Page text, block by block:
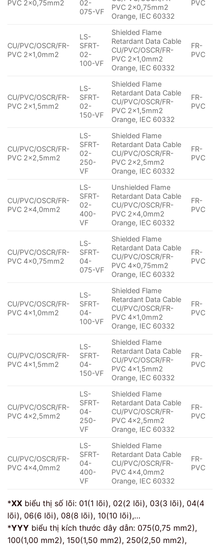
PVC 2×0,75mm2
02-
075-VF
PVC 2×0,75mm2
Orange, IEC 60332
PVC
CU/PVC/OSCR/FR-
PVC 2×1,0mm2
LS-
SFRT-
02-
100-VF
Shielded Flame
Retardant Data Cable
CU/PVC/OSCR/FR-
PVC 2×1,0mm2
Orange, IEC 60332
FR-
PVC
CU/PVC/OSCR/FR-
PVC 2×1,5mm2
LS-
SFRT-
02-
150-VF
Shielded Flame
Retardant Data Cable
CU/PVC/OSCR/FR-
PVC 2×1,5mm2
Orange, IEC 60332
FR-
PVC
CU/PVC/OSCR/FR-
PVC 2×2,5mm2
LS-
SFRT-
02-
250-
VF
Shielded Flame
Retardant Data Cable
CU/PVC/OSCR/FR-
PVC 2×2,5mm2
Orange, IEC 60332
FR-
PVC
CU/PVC/OSCR/FR-
PVC 2×4,0mm2
LS-
SFRT-
02-
400-
VF
Unshielded Flame
Retardant Data Cable
CU/PVC/OSCR/FR-
PVC 2×4,0mm2
Orange, IEC 60332
FR-
PVC
CU/PVC/OSCR/FR-
PVC 4×0,75mm2
LS-
SFRT-
04-
075-VF
Shielded Flame
Retardant Data Cable
CU/PVC/OSCR/FR-
PVC 4×0,75mm2
Orange, IEC 60332
FR-
PVC
CU/PVC/OSCR/FR-
PVC 4×1,0mm2
LS-
SFRT-
04-
100-VF
Shielded Flame
Retardant Data Cable
CU/PVC/OSCR/FR-
PVC 4×1,0mm2
Orange, IEC 60332
FR-
PVC
CU/PVC/OSCR/FR-
PVC 4×1,5mm2
LS-
SFRT-
04-
150-VF
Shielded Flame
Retardant Data Cable
CU/PVC/OSCR/FR-
PVC 4×1,5mm2
Orange, IEC 60332
FR-
PVC
CU/PVC/OSCR/FR-
PVC 4×2,5mm2
LS-
SFRT-
04-
250-
VF
Shielded Flame
Retardant Data Cable
CU/PVC/OSCR/FR-
PVC 4×2,5mm2
Orange, IEC 60332
FR-
PVC
CU/PVC/OSCR/FR-
PVC 4×4,0mm2
LS-
SFRT-
04-
400-
VF
Shielded Flame
Retardant Data Cable
CU/PVC/OSCR/FR-
PVC 4×4,0mm2
Orange, IEC 60332
FR-
PVC
*XX biểu thị số lõi: 01(1 lõi), 02(2 lõi), 03(3 lõi), 04(4
lõi), 06(6 lõi), 08(8 lõi), 10(10 lõi),…
*YYY biểu thị kích thước dây dẫn: 075(0,75 mm2),
100(1,00 mm2), 150(1,50 mm2), 250(2,50 mm2),